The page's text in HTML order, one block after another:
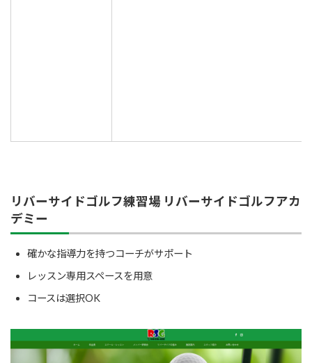
リバーサイドゴルフ練習場 リバーサイドゴルフアカ
デミー
確かな指導力を持つコーチがサポート
レッスン専用スペースを用意
コースは選択OK